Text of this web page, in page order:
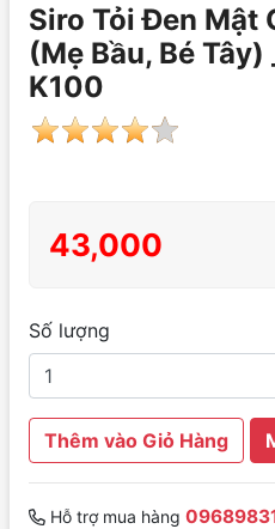
Siro Tỏi Đen Mật
(Mẹ Bầu, Bé
K100
43,000
Số lượng
Thêm vào Giỏ Hàng
Hỗ trợ mua hàng